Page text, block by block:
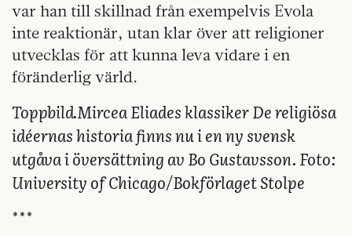
var han till skillnad från exempelvis Evola
inte reaktionär, utan klar över att religioner
utvecklas för att kunna leva vidare i en
föränderlig värld.
Toppbild.Mircea Eliades klassiker De religiösa
idéernas historia finns nu i en ny svensk
utgåva i översättning av Bo Gustavsson. Foto:
University of Chicago/Bokförlaget Stolpe
***